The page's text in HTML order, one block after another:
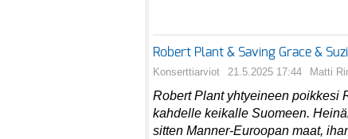
Robert Plant & Saving Grace &
Konserttiarviot 21.5.2025 17:44 Matti
Robert Plant yhtyeineen poikkesi
kahdelle keikalle Suomeen.
sitten Manner-Euroopan maat,